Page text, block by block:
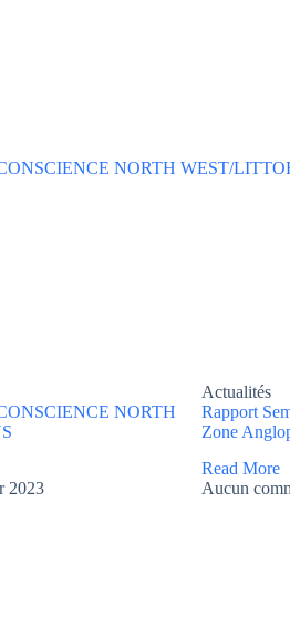
NORTH WEST/
NORTH
2023
Actualités
Rapport
Zone
Read More
Aucun